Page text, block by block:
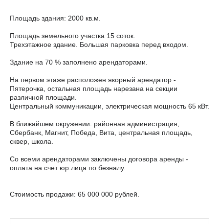
Площадь здания: 2000 кв.м.
Площадь земельного участка 15 соток.
Трехэтажное здание. Большая парковка перед входом.
Здание на 70 % заполнено арендаторами.
На первом этаже расположен якорный арендатор -
Пятерочка, остальная площадь нарезана на секции
различной площади.
Центральный коммуникации, электрическая мощность 65 кВт.
В ближайшем окружении: районная администрация,
Сбербанк, Магнит, Победа, Вита, центральная площадь,
сквер, школа.
Со всеми арендаторами заключены договора аренды -
оплата на счет юр.лица по безналу.
Стоимость продажи: 65 000 000 рублей.